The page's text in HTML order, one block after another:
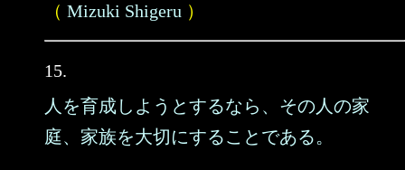
（ Mizuki Shigeru ）
15.
人を育成しようとするなら、その人の家
庭、家族を大切にすることである。